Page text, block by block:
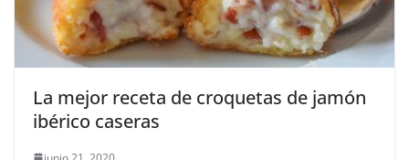
La mejor receta de croquetas de jamón
ibérico caseras